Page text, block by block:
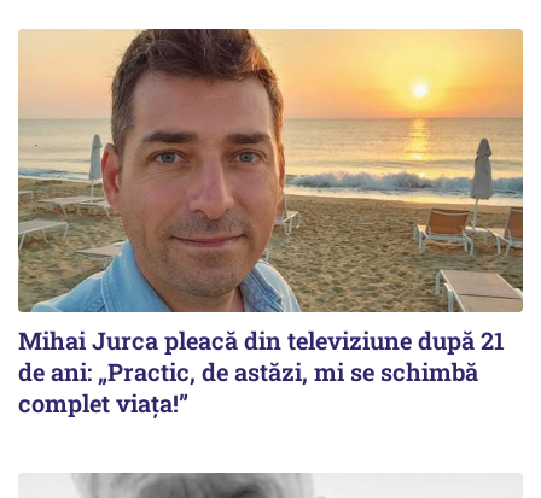
Mihai Jurca pleacă din televiziune după 21
de ani: „Practic, de astăzi, mi se schimbă
complet viața!”